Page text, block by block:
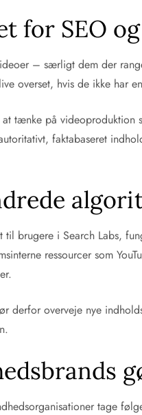
for SEO
– særligt dem der
overset, hvis de ikke har
at tænke på
faktabaseret
brugere i Search Labs,
ressourcer som
derfor overveje nye
tage